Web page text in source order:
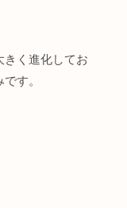
きく進化してお
す。